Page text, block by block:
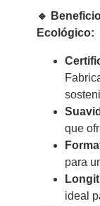
🔹
Ecológico:
que
para
ideal